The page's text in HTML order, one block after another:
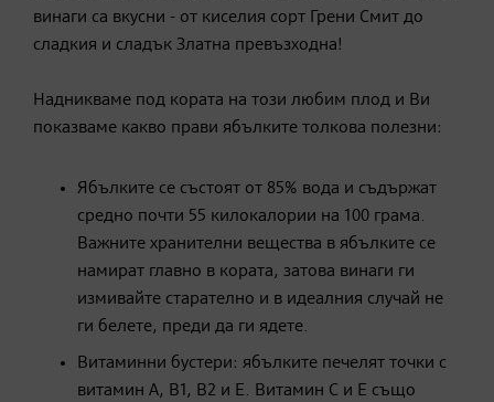
винаги са вкусни - от киселия сорт Грени Смит до
сладкия и сладък Златна превъзходна!
Надникваме под кората на този любим плод и Ви
показваме какво прави ябълките толкова полезни:
Ябълките се състоят от 85% вода и съдържат
средно почти 55 килокалории на 100 грама.
Важните хранителни вещества в ябълките се
намират главно в кората, затова винаги ги
измивайте старателно и в идеалния случай не
ги белете, преди да ги ядете.
Витаминни бустери: ябълките печелят точки с
витамин А, В1, В2 и Е. Витамин С и Е също